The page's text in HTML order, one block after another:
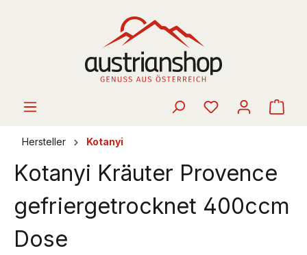
Hersteller Kotanyi
Kotanyi Kräuter Provence
gefriergetrocknet 400ccm
Dose